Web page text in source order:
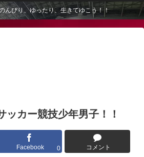
んびり、ゆったり、生きてゆこう！！
ッカー競技少年男子！！
Facebook 0 コメント